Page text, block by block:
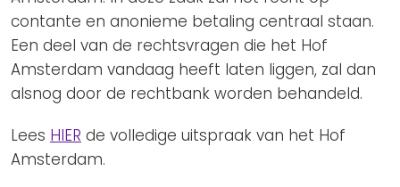
contante en anonieme betaling centraal staan.
Een deel van de rechtsvragen die het Hof
Amsterdam vandaag heeft laten liggen, zal dan
alsnog door de rechtbank worden behandeld.
Lees HIER de volledige uitspraak van het Hof
Amsterdam.